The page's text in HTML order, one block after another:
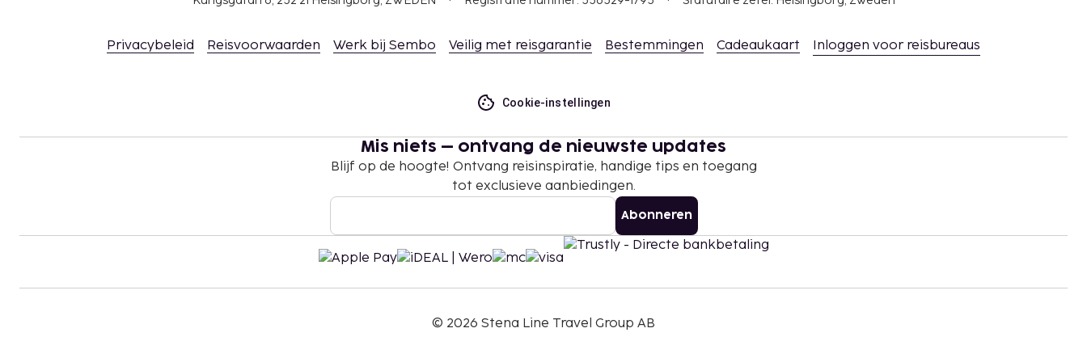
voor meer informatie contact op met de accommodatie via de
Privacybeleid Reisvoorwaarden Werk bij Sembo Veilig met reisgarantie Bestemmingen Cadeaukaart Inloggen voor reisbureaus
Cookie-instellingen
Mis niets – ontvang de nieuwste updates
Blijf op de hoogte! Ontvang reisinspiratie, handige tips en toegang
tot exclusieve aanbiedingen.
Abonneren
© 2026 Stena Line Travel Group AB